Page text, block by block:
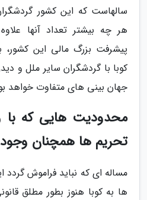
سالهاست که این کشور
هر چه بیشتر تعداد آنها
پیشرفت بزرگ مالی این کشور،
کوبا با گردشگران سایر ملل و
جهان بینی های متفاوت خواهد
محدودیت هایی که با
تحریم ها همچنان وجود
مساله ای که نباید فراموش